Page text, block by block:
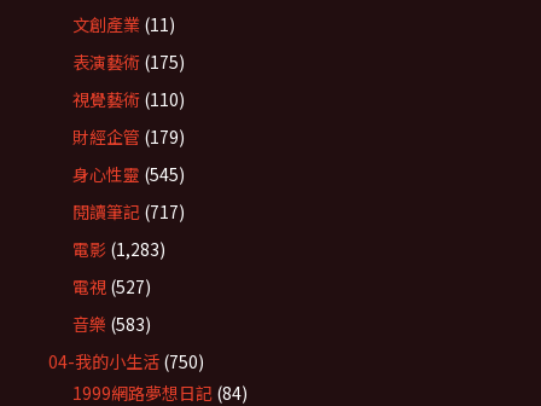
文創產業 (11)
表演藝術 (175)
視覺藝術 (110)
財經企管 (179)
身心性靈 (545)
閱讀筆記 (717)
電影 (1,283)
電視 (527)
音樂 (583)
04-我的小生活 (750)
1999網路夢想日記 (84)